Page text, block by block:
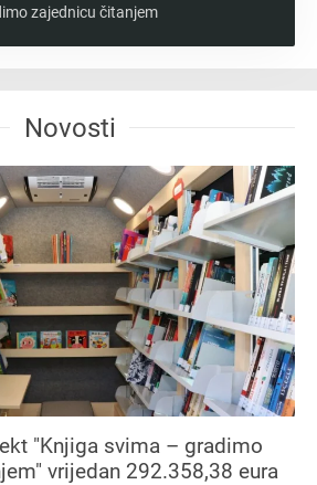
zajednicu čitanjem
Novosti
"Knjiga svima – gradimo
vrijedan 292.358,38 eura